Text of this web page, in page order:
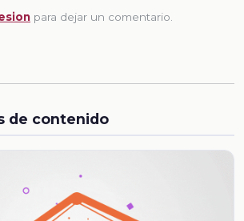
para dejar un comentario.
de contenido